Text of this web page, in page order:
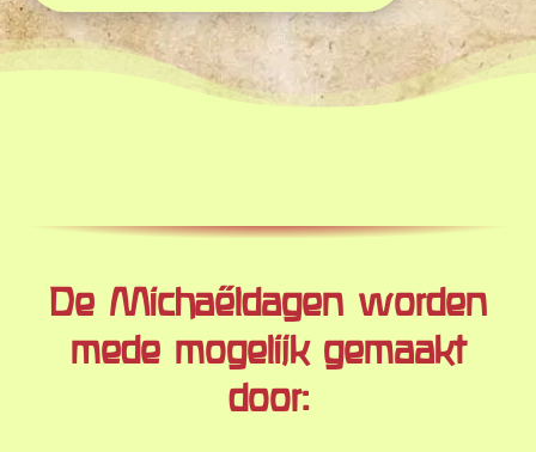
De Michaëldagen worden
mede mogelijk gemaakt
door: